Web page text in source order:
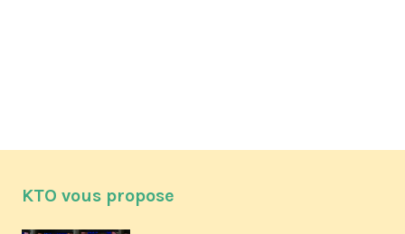
KTO vous propose